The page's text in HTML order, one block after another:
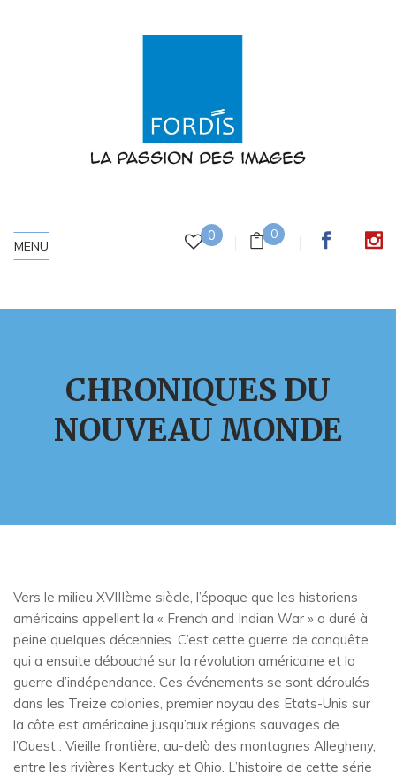
0 0
MENU
CHRONIQUES DU
NOUVEAU MONDE
Vers le milieu XVIIIème siècle, l’époque que les historiens
américains appellent la « French and Indian War » a duré à
peine quelques décennies. C’est cette guerre de conquête
qui a ensuite débouché sur la révolution américaine et la
guerre d’indépendance. Ces événements se sont déroulés
dans les Treize colonies, premier noyau des Etats-Unis sur
la côte est américaine jusqu’aux régions sauvages de
l’Ouest : Vieille frontière, au-delà des montagnes Allegheny,
entre les rivières Kentucky et Ohio. L’histoire de cette série